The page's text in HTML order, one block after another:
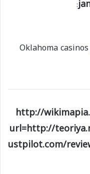
:
Oklahoma casinos
http://
url=http://
ustpilot.com/